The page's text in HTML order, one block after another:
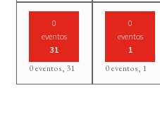
0
eventos
31
0 eventos, 31
0
eventos
1
0 eventos, 1